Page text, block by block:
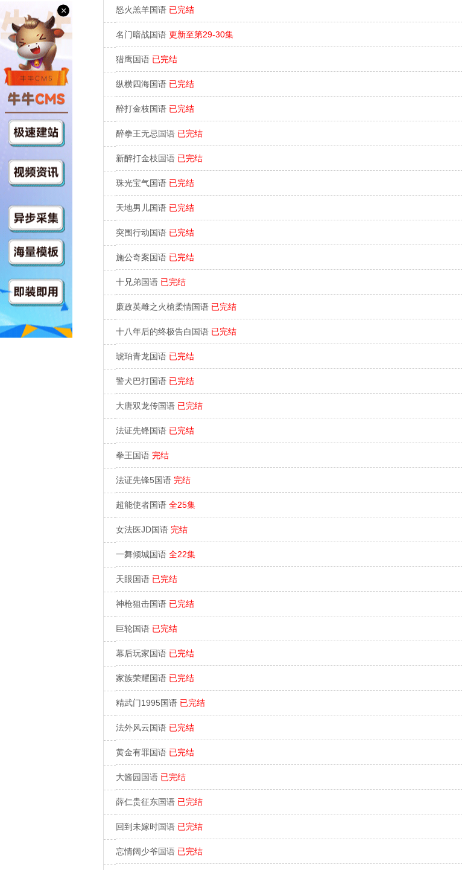
怒火羔羊国语 已完结
名门暗战国语 更新至第29-30集
猎鹰国语 已完结
纵横四海国语 已完结
醉打金枝国语 已完结
醉拳王无忌国语 已完结
新醉打金枝国语 已完结
珠光宝气国语 已完结
天地男儿国语 已完结
突围行动国语 已完结
施公奇案国语 已完结
十兄弟国语 已完结
廉政英雌之火槍柔情国语 已完结
十八年后的终极告白国语 已完结
琥珀青龙国语 已完结
警犬巴打国语 已完结
大唐双龙传国语 已完结
法证先锋国语 已完结
拳王国语 完结
法证先锋5国语 完结
超能使者国语 全25集
女法医JD国语 完结
一舞倾城国语 全22集
天眼国语 已完结
神枪狙击国语 已完结
巨轮国语 已完结
幕后玩家国语 已完结
家族荣耀国语 已完结
精武门1995国语 已完结
法外风云国语 已完结
黄金有罪国语 已完结
大酱园国语 已完结
薛仁贵征东国语 已完结
回到未嫁时国语 已完结
忘情阔少爷国语 已完结
×